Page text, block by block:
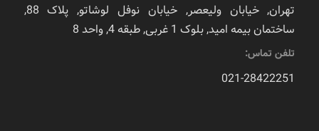
تهران, خیابان ولیعصر, خیابان نوفل لوشاتو, پلاک 88,
ساختمان بیمه امید, بلوک 1 غربی, طبقه 4, واحد 8
تلفن تماس:
021-28422251